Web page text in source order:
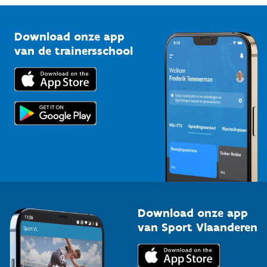
Bedrijven
Trainers en begeleiders
Topsporters
Vlaamse Trainersschool
Kennisplatform
Downloads
Voor de pers
Download onze app
van de trainersschool
Download onze app
van Sport Vlaanderen